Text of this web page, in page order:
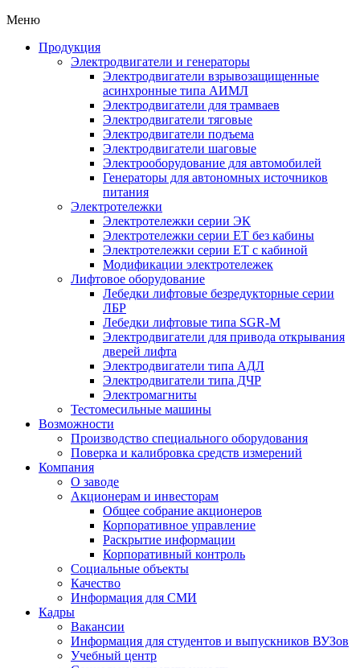
Меню
Продукция
Электродвигатели и генераторы
Электродвигатели взрывозащищенные
асинхронные типа АИМЛ
Электродвигатели для трамваев
Электродвигатели тяговые
Электродвигатели подъема
Электродвигатели шаговые
Электрооборудование для автомобилей
Генераторы для автономных источников
питания
Электротележки
Электротележки серии ЭК
Электротележки серии ЕТ без кабины
Электротележки серии ЕТ с кабиной
Модификации электротележек
Лифтовое оборудование
Лебедки лифтовые безредукторные серии
ЛБР
Лебедки лифтовые типа SGR-M
Электродвигатели для привода открывания
дверей лифта
Электродвигатели типа АДЛ
Электродвигатели типа ДЧР
Электромагниты
Тестомесильные машины
Возможности
Производство специального оборудования
Поверка и калибровка средств измерений
Компания
О заводе
Акционерам и инвесторам
Общее собрание акционеров
Корпоративное управление
Раскрытие информации
Корпоративный контроль
Социальные объекты
Качество
Информация для СМИ
Кадры
Вакансии
Информация для студентов и выпускников ВУЗов
Учебный центр